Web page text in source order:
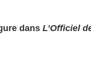
dans L’Officiel